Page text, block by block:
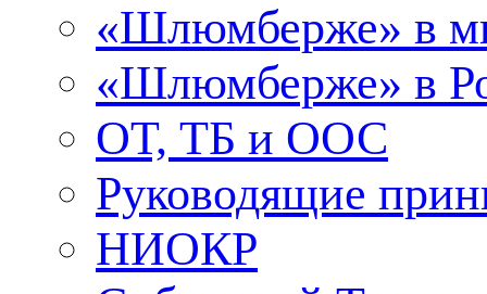
«Шлюмберже» в
«Шлюмберже» в
ОТ, ТБ и ООС
Руководящие
НИОКР